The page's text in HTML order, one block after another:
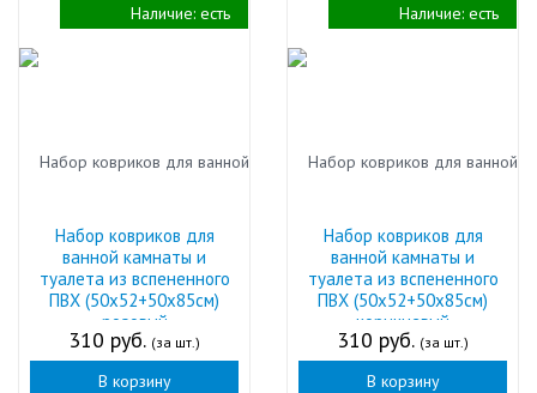
Набор ковриков для
ванной камнаты и
туалета из вспененного
ПВХ (50х52+50х85см)
розовый
310 руб. (за шт.)
В корзину
Наличие: есть
Набор ковриков для
ванной камнаты и
туалета из вспененного
ПВХ (50х52+50х85см)
коричневый
310 руб. (за шт.)
В корзину
Наличие: есть